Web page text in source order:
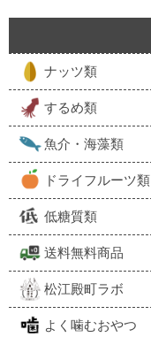
ナッツ類
するめ類
魚介・海藻類
ドライフルーツ類
低糖質類
送料無料商品
松江殿町ラボ
よく噛むおやつ